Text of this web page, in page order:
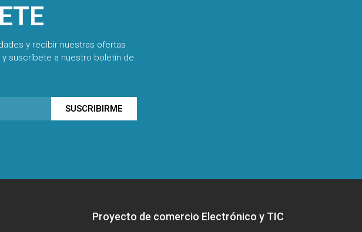
y recibir nuestras ofertas
suscríbete a nuestro boletín de
SUSCRIBIRME
Proyecto de comercio Electrónico y TIC